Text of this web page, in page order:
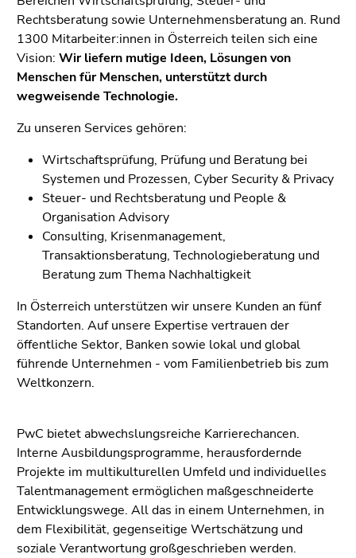
Rechtsberatung sowie Unternehmensberatung an. Rund
1300 Mitarbeiter:innen in Österreich teilen sich eine
Vision: Wir liefern mutige Ideen, Lösungen von
Menschen für Menschen, unterstützt durch
wegweisende Technologie.
Zu unseren Services gehören:
Wirtschaftsprüfung, Prüfung und Beratung bei
Systemen und Prozessen, Cyber Security & Privacy
Steuer- und Rechtsberatung und People &
Organisation Advisory
Consulting, Krisenmanagement,
Transaktionsberatung, Technologieberatung und
Beratung zum Thema Nachhaltigkeit
In Österreich unterstützen wir unsere Kunden an fünf
Standorten. Auf unsere Expertise vertrauen der
öffentliche Sektor, Banken sowie lokal und global
führende Unternehmen - vom Familienbetrieb bis zum
Weltkonzern.
PwC bietet abwechslungsreiche Karrierechancen.
Interne Ausbildungsprogramme, herausfordernde
Projekte im multikulturellen Umfeld und individuelles
Talentmanagement ermöglichen maßgeschneiderte
Entwicklungswege. All das in einem Unternehmen, in
dem Flexibilität, gegenseitige Wertschätzung und
soziale Verantwortung großgeschrieben werden.